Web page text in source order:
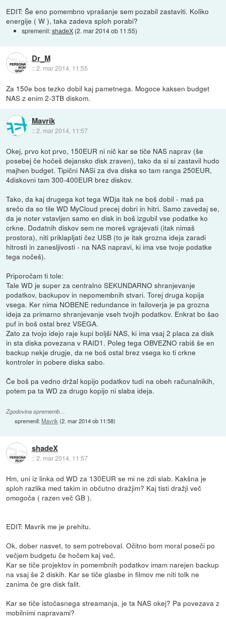
EDIT: Še eno pomembno vprašanje sem pozabil zastaviti. Koliko
energije ( W ), taka zadeva sploh porabi?
spremenil:shadeX (2. mar 2014 ob 11:55)
Dr_M
::2. mar 2014, 11:55
Za 150e bos tezko dobil kaj pametnega. Mogoce kaksen budget
NAS z enim 2-3TB diskom.
Mavrik
::2. mar 2014, 11:57
Okej, prvo kot prvo, 150EUR ni nič kar se tiče NAS naprav (še
posebej če hočeš dejansko disk zraven), tako da si si zastavil hudo
majhen budget. Tipični NASi za dva diska so tam ranga 250EUR,
4diskovni tam 300-400EUR brez diskov.
Tako, da kaj drugega kot tega WDja itak ne boš dobil - maš pa
srečo da so tile WD MyCloud precej dobri in hitri. Samo zavedaj se,
da je noter vstavljen samo en disk in boš izgubil vse podatke ko
crkne. Dodatnih diskov sem ne moreš vgrajevati (itak nimaš
prostora), niti priklapljati čez USB (to je itak grozna ideja zaradi
hitrosti in zanesljivosti - na NAS napravi, ki ima vse tvoje podatke
tega nočeš).
Priporočam ti tole:
Tale WD je super za centralno SEKUNDARNO shranjevanje
podatkov, backupov in nepomembnih stvari. Torej druga kopija
vsega. Ker nima NOBENE redundance in failoverja je pa grozna
ideja za primarno shranjevanje vseh tvojih podatkov. Enkrat bo šao
puf in boš ostal brez VSEGA.
Zato za tvojo idejo raje kupi boljši NAS, ki ima vsaj 2 placa za disk
in sta diska povezana v RAID1. Poleg tega OBVEZNO rabiš še en
backup nekje drugje, da ne boš ostal brez vsega ko ti crkne
kontroler in pobere diska sabo.
Če boš pa vedno držal kopijo podatkov tudi na obeh računalnikih,
potem pa ta WD za drugo kopijo ni slaba ideja.
Zgodovina sprememb…
spremenil:Mavrik (2. mar 2014 ob 11:58)
shadeX
::2. mar 2014, 11:57
Hm, uni iz linka od WD za 130EUR se mi ne zdi slab. Kakšna je
sploh razlika med takim in občutno dražjim? Kaj tisti dražji več
omogoča ( razen več GB ).
EDIT: Mavrik me je prehitu.
Ok, dober nasvet, to sem potreboval. Očitno bom moral poseči po
večjem budgetu če hočem kaj več.
Kar se tiče projektov in pomembnih podatkov imam narejen backup
na vsaj še 2 diskih. Kar se tiče glasbe in filmov me niti tolk ne
zanima če gre disk falit.
Kar se tiče istočasnega streamanja, je ta NAS okej? Pa povezava z
mobilnimi napravami?